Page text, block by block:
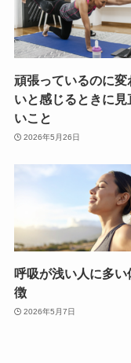
頑張っているのに変
いと感じるときに見
いこと
2026年5月26日
呼吸が浅い人に多い
徴
2026年5月7日